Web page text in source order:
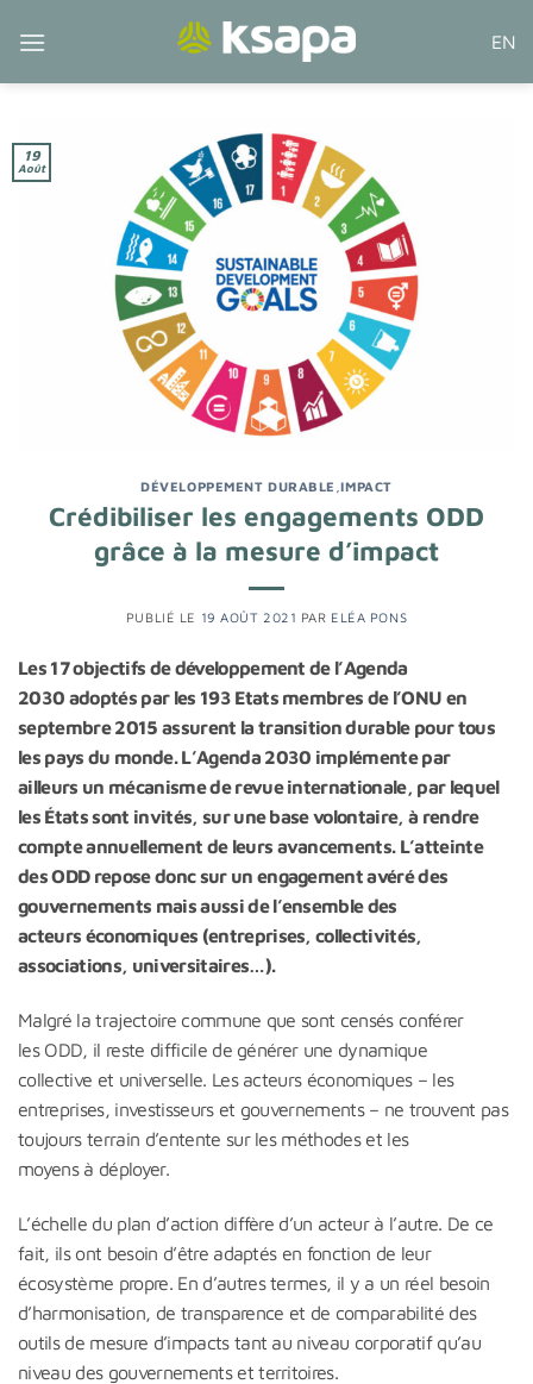
EN
19
Août
DÉVELOPPEMENT DURABLE ,IMPACT
Crédibiliser les engagements ODD
grâce à la mesure d’impact
PUBLIÉ LE 19 AOÛT 2021 PAR ELÉA PONS
Les 17 objectifs de développement de l’Agenda
2030 adoptés par les 193 Etats membres de l’ONU en
septembre 2015 assurent la transition durable pour tous
les pays du monde. L’Agenda 2030 implémente par
ailleurs un mécanisme de revue internationale, par lequel
les États sont invités, sur une base volontaire, à rendre
compte annuellement de leurs avancements. L’atteinte
des ODD repose donc sur un engagement avéré des
gouvernements mais aussi de l’ensemble des
acteurs économiques (entreprises, collectivités,
associations, universitaires…).
Malgré la trajectoire commune que sont censés conférer
les ODD, il reste difficile de générer une dynamique
collective et universelle. Les acteurs économiques – les
entreprises, investisseurs et gouvernements – ne trouvent pas
toujours terrain d’entente sur les méthodes et les
moyens à déployer.
L’échelle du plan d’action diffère d’un acteur à l’autre. De ce
fait, ils ont besoin d’être adaptés en fonction de leur
écosystème propre. En d’autres termes, il y a un réel besoin
d’harmonisation, de transparence et de comparabilité des
outils de mesure d’impacts tant au niveau corporatif qu’au
niveau des gouvernements et territoires.